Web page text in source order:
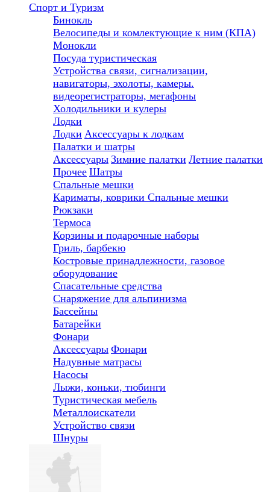
Спорт и Туризм
Бинокль
Велосипеды и комлектующие к ним (КПА)
Монокли
Посуда туристическая
Устройства связи, сигнализации,
навигаторы, эхолоты, камеры.
видеорегистраторы, мегафоны
Холодильники и кулеры
Лодки
Лодки Аксессуары к лодкам
Палатки и шатры
Аксессуары Зимние палатки Летние палатки
Прочее Шатры
Спальные мешки
Кариматы, коврики Спальные мешки
Рюкзаки
Термоса
Корзины и подарочные наборы
Гриль, барбекю
Костровые принадлежности, газовое
оборудование
Спасательные средства
Снаряжение для альпинизма
Бассейны
Батарейки
Фонари
Аксессуары Фонари
Надувные матрасы
Насосы
Лыжи, коньки, тюбинги
Туристическая мебель
Металлоискатели
Устройство связи
Шнуры